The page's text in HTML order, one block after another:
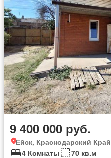
9 400 000 руб.
Ейск, Краснодарский Край
4 Комнаты
70 кв.м